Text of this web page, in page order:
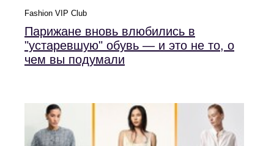
Fashion VIP Club
Парижане вновь влюбились в
"устаревшую" обувь — и это не то, о
чем вы подумали